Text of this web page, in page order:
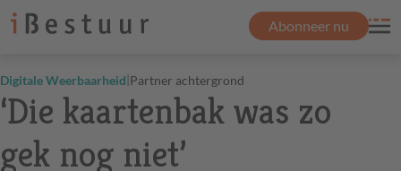
Abonneer nu
Digitale Weerbaarheid|Partner achtergrond
‘Die kaartenbak was zo
gek nog niet’